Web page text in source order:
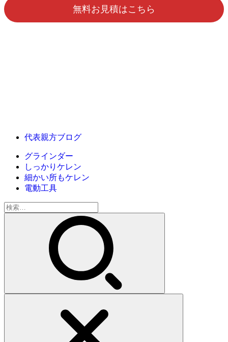
無料お見積はこちら
代表親方ブログ
グラインダー
しっかりケレン
細かい所もケレン
電動工具
検
索: